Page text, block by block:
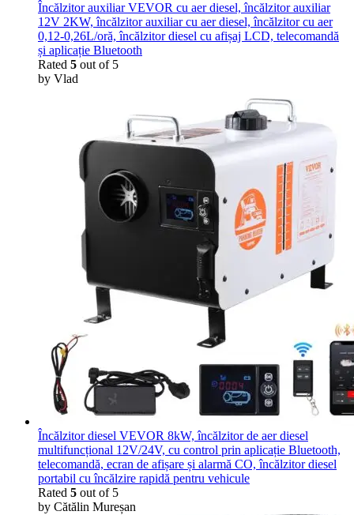
Încălzitor auxiliar VEVOR cu aer diesel, încălzitor auxiliar
12V 2KW, încălzitor auxiliar cu aer diesel, încălzitor cu aer
0,12-0,26L/oră, încălzitor diesel cu afișaj LCD, telecomandă
și aplicație Bluetooth
Rated 5 out of 5
by Vlad
Încălzitor diesel VEVOR 8kW, încălzitor de aer diesel
multifuncțional 12V/24V, cu control prin aplicație Bluetooth,
telecomandă, ecran de afișare și alarmă CO, încălzitor diesel
portabil cu încălzire rapidă pentru vehicule
Rated 5 out of 5
by Cătălin Mureșan